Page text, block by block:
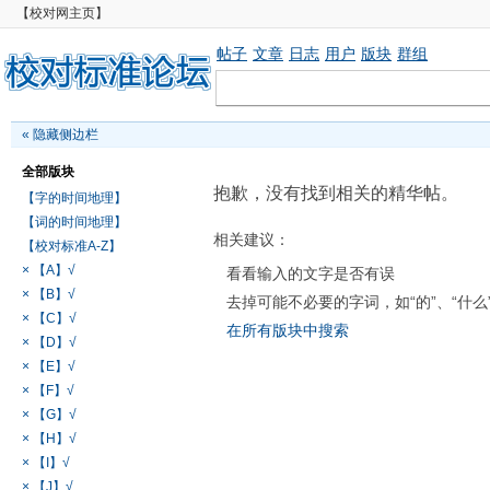
【校对网主页】
帖子 文章 日志 用户 版块 群组
« 隐藏侧边栏
全部版块
【字的时间地理】
【词的时间地理】
【校对标准A-Z】
× 【A】√
× 【B】√
× 【C】√
× 【D】√
× 【E】√
× 【F】√
× 【G】√
× 【H】√
× 【I】√
× 【J】√
抱歉，没有找到相关的精华帖。
相关建议：
看看输入的文字是否有误
去掉可能不必要的字词，如“的”、“什么
在所有版块中搜索